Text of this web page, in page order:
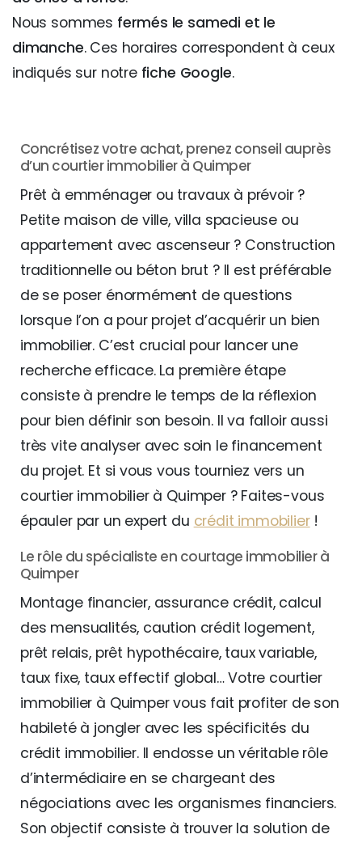
Nous sommes fermés le samedi et le
dimanche. Ces horaires correspondent à ceux
indiqués sur notre fiche Google.
Concrétisez votre achat, prenez conseil auprès
d’un courtier immobilier à Quimper
Prêt à emménager ou travaux à prévoir ?
Petite maison de ville, villa spacieuse ou
appartement avec ascenseur ? Construction
traditionnelle ou béton brut ? Il est préférable
de se poser énormément de questions
lorsque l’on a pour projet d’acquérir un bien
immobilier. C’est crucial pour lancer une
recherche efficace. La première étape
consiste à prendre le temps de la réflexion
pour bien définir son besoin. Il va falloir aussi
très vite analyser avec soin le financement
du projet. Et si vous vous tourniez vers un
courtier immobilier à Quimper ? Faites-vous
épauler par un expert du crédit immobilier!
Le rôle du spécialiste en courtage immobilier à
Quimper
Montage financier, assurance crédit, calcul
des mensualités, caution crédit logement,
prêt relais, prêt hypothécaire, taux variable,
taux fixe, taux effectif global… Votre courtier
immobilier à Quimper vous fait profiter de son
habileté à jongler avec les spécificités du
crédit immobilier. Il endosse un véritable rôle
d’intermédiaire en se chargeant des
négociations avec les organismes financiers.
Son objectif consiste à trouver la solution de